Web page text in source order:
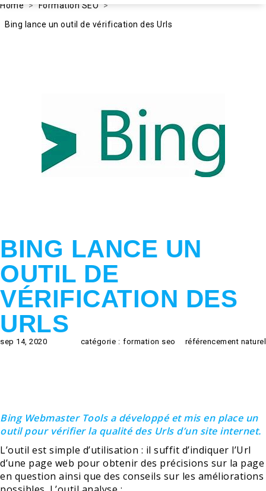
Home
Formation SEO
Bing lance un outil de vérification des Urls
BING LANCE UN
OUTIL DE
VÉRIFICATION DES
URLS
sep 14, 2020 catégorie : formation seo référencement naturel
Bing Webmaster Tools a développé et mis en place un
outil pour vérifier la qualité des Urls d’un site internet.
L’outil est simple d’utilisation : il suffit d’indiquer l’Url
d’une page web pour obtenir des précisions sur la page
en question ainsi que des conseils sur les améliorations